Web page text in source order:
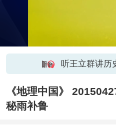
听王立群讲历
《地理中国》
秘雨补鲁